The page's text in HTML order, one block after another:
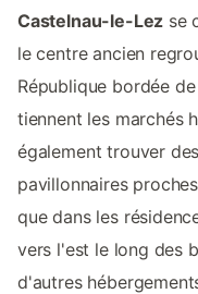
Castelnau-le-Lez se
le centre ancien
République bordée
tiennent les marchés
également trouver
pavillonnaires
que dans les
vers l'est le long des
d'autres